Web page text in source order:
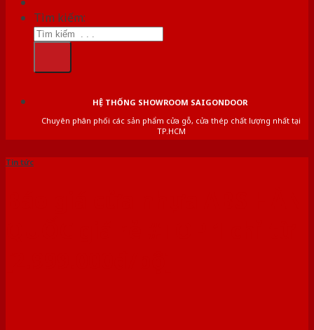
Tìm kiếm:
HỆ THỐNG SHOWROOM SAIGONDOOR
Chuyên phân phối các sản phẩm cửa gỗ, cửa thép chất lượng nhất tại
TP.HCM
Tin tức